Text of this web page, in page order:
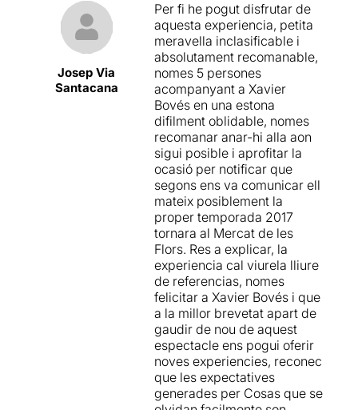
Josep Via
Santacana
Per fi he pogut disfrutar de
aquesta experiencia, petita
meravella inclasificable i
absolutament recomanable,
nomes 5 persones
acompanyant a Xavier
Bovés en una estona
difilment oblidable, nomes
recomanar anar-hi alla aon
sigui posible i aprofitar la
ocasió per notificar que
segons ens va comunicar ell
mateix posiblement la
proper temporada 2017
tornara al Mercat de les
Flors. Res a explicar, la
experiencia cal viurela lliure
de referencias, nomes
felicitar a Xavier Bovés i que
a la millor brevetat apart de
gaudir de nou de aquest
espectacle ens pogui oferir
noves experiencies, reconec
que les expectatives
generades per Cosas que se